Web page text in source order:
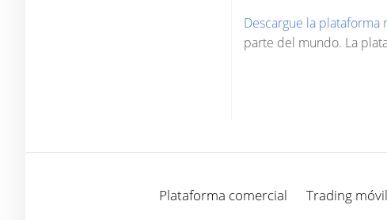
Descargue la plataforma
parte del mundo. La
Plataforma comercial Trading móvil